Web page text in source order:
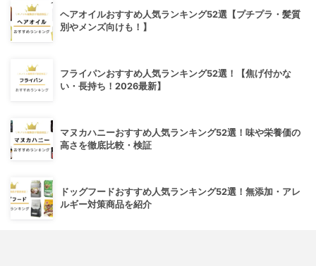
ヘアオイルおすすめ人気ランキング52選【プチプラ・髪質
別やメンズ向けも！】
フライパンおすすめ人気ランキング52選！【焦げ付かな
い・長持ち！2026最新】
マヌカハニーおすすめ人気ランキング52選！味や栄養価の
高さを徹底比較・検証
ドッグフードおすすめ人気ランキング52選！無添加・アレ
ルギー対策商品を紹介